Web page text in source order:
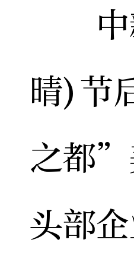
中
晴)节
之都”
头部